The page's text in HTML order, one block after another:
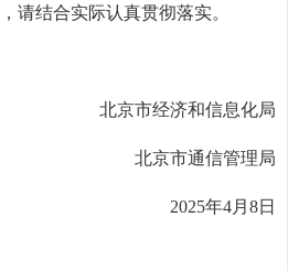
请结合实际认真贯彻落实。
北京市经济和信息化局
北京市通信管理局
2025年4月8日